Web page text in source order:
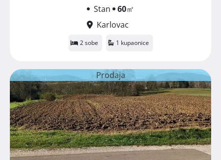
Stan 60㎡
Karlovac
2 sobe 1 kupaonice
Prodaja